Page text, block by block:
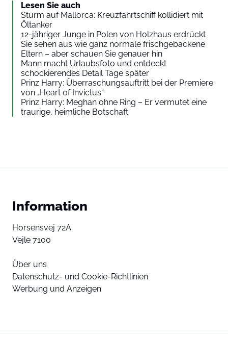
Lesen Sie auch
Sturm auf Mallorca: Kreuzfahrtschiff kollidiert mit
Öltanker
12-jähriger Junge in Polen von Holzhaus erdrückt
Sie sehen aus wie ganz normale frischgebackene
Eltern – aber schauen Sie genauer hin
Mann macht Urlaubsfoto und entdeckt
schockierendes Detail Tage später
Prinz Harry: Überraschungsauftritt bei der Premiere
von „Heart of Invictus“
Prinz Harry: Meghan ohne Ring – Er vermutet eine
traurige, heimliche Botschaft
Information
Horsensvej 72A
Vejle 7100
Über uns
Datenschutz- und Cookie-Richtlinien
Werbung und Anzeigen